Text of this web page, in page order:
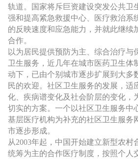
决
方
案
服
务
商
轨道。国家将斥巨资建设突发公共卫
强和提高紧急救援中心、医疗救治系
的反映速度和应急能力，并就此继续
合作。
以为居民提供预防为主、综合治疗与
卫生服务，近几年在城市医药卫生体
动下，已由个别城市逐步扩展到大多
民的欢迎。社区卫生服务的发展，适
化、疾病谱变化及社会阶层的变化，
切实的方案。一个以社区卫生服务中
基层医疗机构为补充的社区卫生服务
市逐步形成。
从2003年起，中国开始建立新型农村
统筹为主的合作医疗制度，按照个人